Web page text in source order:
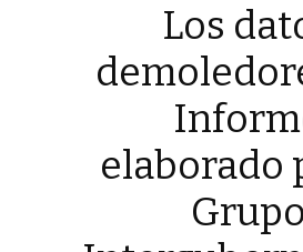
Los
elaborado
Grupo